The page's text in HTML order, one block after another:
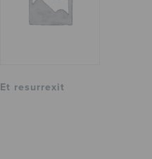
Et resurrexit